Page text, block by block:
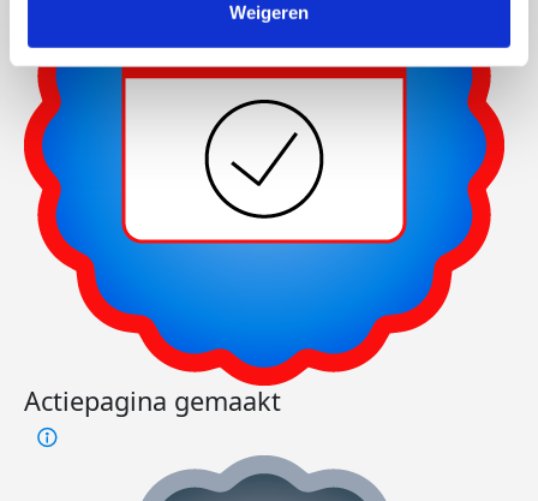
Weigeren
Actiepagina gemaakt